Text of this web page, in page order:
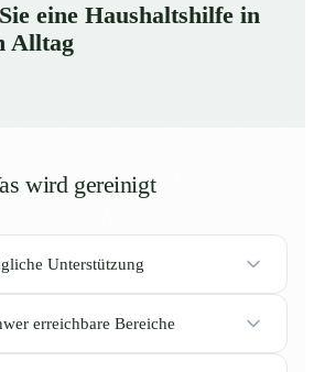
eine Haushaltshilfe in
Alltag
wird gereinigt
Unterstützung
erreichbare Bereiche